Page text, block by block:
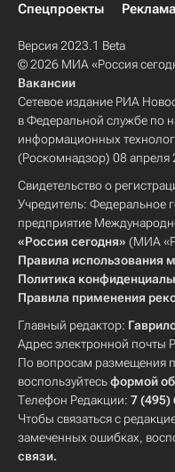
Спецпроекты
Реклама
Версия 2023.1 Beta
© 2026 МИА «Россия
Вакансии
Сетевое издание РИА
в Федеральной службе по
информационных
(Роскомнадзор) 08 апреля
Свидетельство о
Учредитель: Федеральное
предприятие
«Россия сегодня» (МИА
Правила использования
Политика
Правила применения
Главный редактор:
Адрес электронной почты
По вопросам размещения
воспользуйтесьформой
Телефон Редакции: 7 (495)
Чтобы связаться с
замеченных ошибках,
связи.